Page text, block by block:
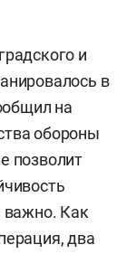
и
в
на
обороны
позволит
важно. Как
два